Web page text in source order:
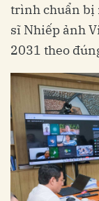
trình chuẩn bị
sĩ Nhiếp ảnh
2031 theo